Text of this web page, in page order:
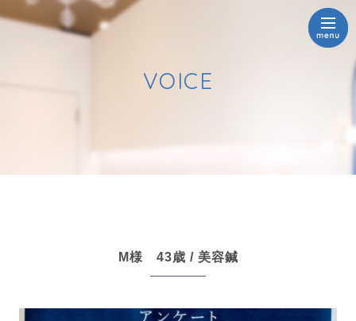
VOICE
M様 43歳 / 美容鍼